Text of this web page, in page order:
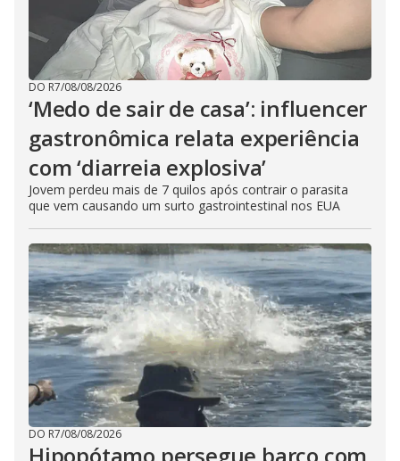
DO R7/08/08/2026
‘Medo de sair de casa’: influencer
gastronômica relata experiência
com ‘diarreia explosiva’
Jovem perdeu mais de 7 quilos após contrair o parasita
que vem causando um surto gastrointestinal nos EUA
DO R7/08/08/2026